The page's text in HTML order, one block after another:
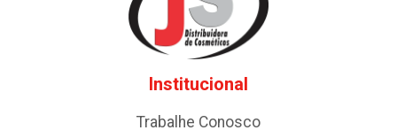
Institucional
Trabalhe Conosco